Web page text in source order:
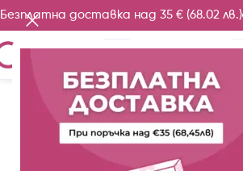
Безплатна доставка над 35 € (68.02 лв.)
Продукти за почистване